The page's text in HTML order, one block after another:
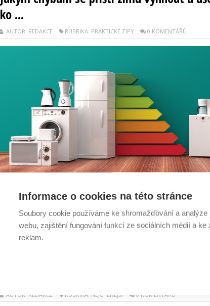
ko ...
AUTOR: REDAKCE RUBRIKA: PRAKTICKÉ TIPY 0 KOMENTÁŘŮ
spotřebu, dopouštěli se drobných prohřešků, kvůli nimž se
tedy odborníci doporučují, aby se příští topná sezóna nestala
Číst dál
AUTOR: REDAKCE RUBRIKA: NEJČTENĚJŠÍ 0 KOMENTÁŘŮ
Informace o cookies na této stránce
Soubory cookie používáme ke shromažďování a
webu, zajištění fungování funkcí ze sociálních médií a ke
reklam.